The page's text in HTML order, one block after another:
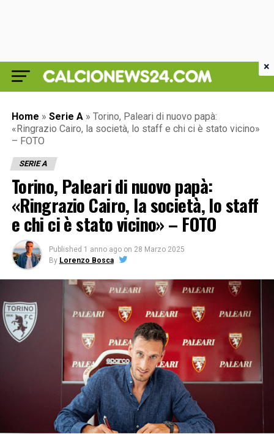
Home » Serie A » Torino, Paleari di nuovo papà:
«Ringrazio Cairo, la società, lo staff e chi ci è stato vicino»
– FOTO
SERIE A
Torino, Paleari di nuovo papà:
«Ringrazio Cairo, la società, lo staff
e chi ci è stato vicino» – FOTO
Published 1 anno ago on 28 Marzo 2025
By Lorenzo Bosca
×